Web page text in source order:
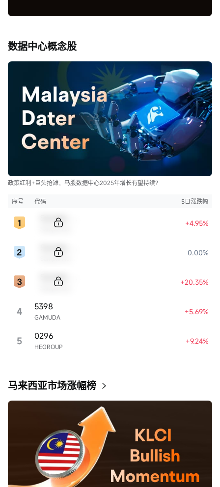
数据中心概念股
政策红利+巨头抢滩，马股数据中心2025年增长有望持续？
序号 代码 5日涨跌幅
+4.95%
0.00%
+20.35%
4 GAMUDA
5398 +5.69%
5 HEGROUP
0296 +9.24%
马来西亚市场涨幅榜